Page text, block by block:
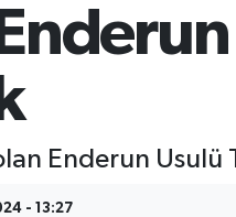
Enderun Usulü
- 13:27